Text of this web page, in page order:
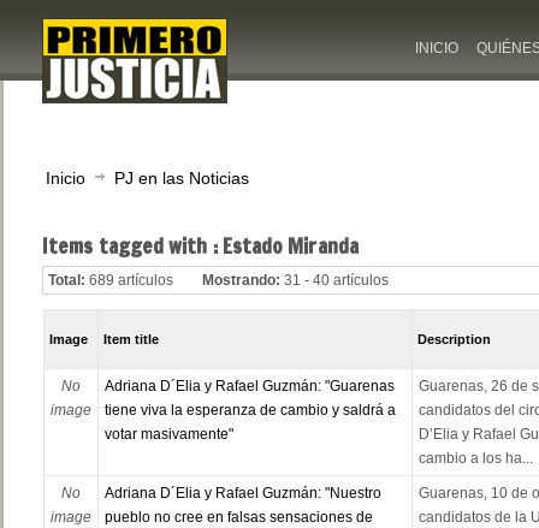
INICIO
Inicio PJ en las Noticias
Items tagged with : Estado Miranda
Total: 689 artículos Mostrando: 31 - 40 artículos
Image Item title Description
No
image
Adriana D´Elia y Rafael Guzmán: "Guarenas
tiene viva la esperanza de cambio y saldrá a
votar masivamente"
Guarenas, 26 de
candidatos del
D’Elia y Rafael
cambio a los ha...
No
image
Adriana D´Elia y Rafael Guzmán: "Nuestro
pueblo no cree en falsas sensaciones de
Guarenas, 10 de
candidatos de la